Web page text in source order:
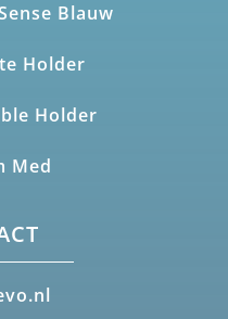
Blauw
Holder
Holder
Med